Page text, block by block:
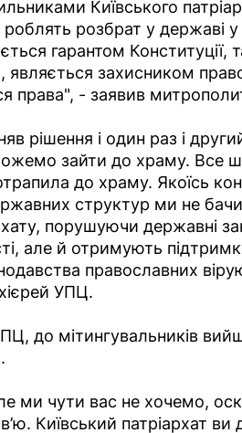
Київського
розбрат у державі у
гарантом Конституції,
являється захисником
права", - заявив
рішення і один раз і
зайти до храму. Все
до храму. Якоїсь
структур ми не
порушуючи державні
але й отримують
православних
УПЦ.
до мітингувальників
чути вас не хочемо,
Київський патріархат ви